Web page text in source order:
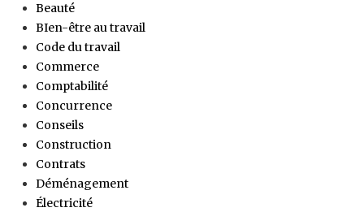
Beauté
BIen-être au travail
Code du travail
Commerce
Comptabilité
Concurrence
Conseils
Construction
Contrats
Déménagement
Électricité